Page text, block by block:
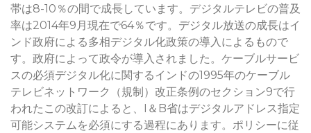
帯は8-10％の間で成長しています。デジタルテレビの普及
率は2014年9月現在で64％です。デジタル放送の成長はイ
ンド政府による多相デジタル化政策の導入によるもので
す。政府によって政令が導入されました。ケーブルサービ
スの必須デジタル化に関するインドの1995年のケーブル
テレビネットワーク（規制）改正条例のセクション9で行
われたこの改訂によると、I＆B省はデジタルアドレス指定
可能システムを必須にする過程にあります。ポリシーに従